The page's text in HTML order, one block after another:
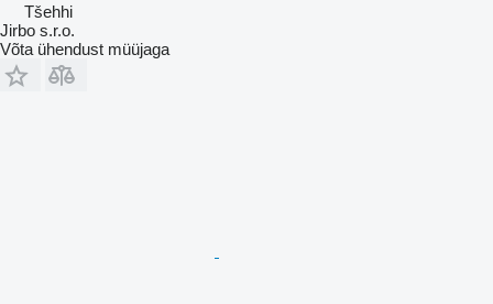
Tšehhi
Jirbo s.r.o.
Võta ühendust müüjaga